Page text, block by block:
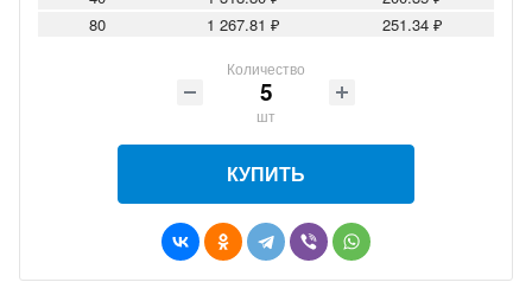
80
1 267.81 ₽ 251.34 ₽
Количество
шт
КУПИТЬ